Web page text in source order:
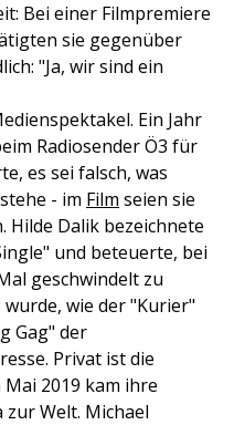
Bei einer Filmpremiere
sie gegenüber
"Ja, wir sind ein
Ein Jahr
Radiosender Ö3 für
es sei falsch, was
- im Film seien sie
Hilde Dalik bezeichnete
und beteuerte, bei
geschwindelt zu
wie der "Kurier"
Gag" der
Privat ist die
2019 kam ihre
zur Welt. Michael